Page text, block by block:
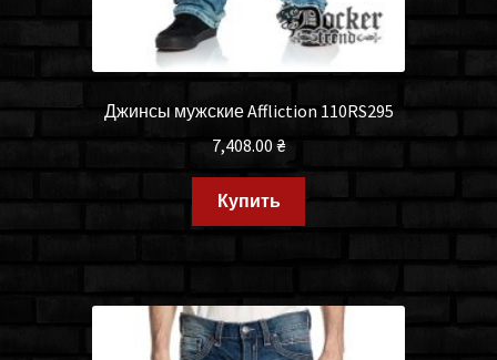
Джинсы мужские Affliction 110RS295
7,408.00₴
Купить